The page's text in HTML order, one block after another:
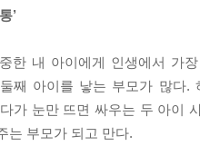
’
한 내 아이에게 인생에서 가
째 아이를 낳는 부모가 많다.
가 눈만 뜨면 싸우는 두 아이
는 부모가 되고 만다.